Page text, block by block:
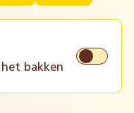
bakken